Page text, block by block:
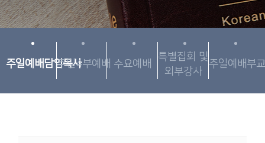
주일예배담임목사주일4부예배 수요예배
특별집회 및
외부강사
주일예배부